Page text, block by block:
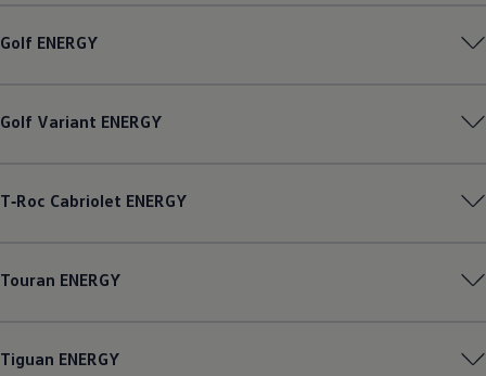
Pannen- und Unfallhilfe
Golf ENERGY
Golf Variant ENERGY
T‑Roc Cabriolet ENERGY
Touran ENERGY
Tiguan ENERGY